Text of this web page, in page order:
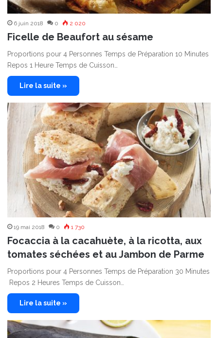
6 juin 2018 0 2 020
Ficelle de Beaufort au sésame
Proportions pour 4 Personnes Temps de Préparation 10 Minutes
Repos 1 Heure Temps de Cuisson…
Lire la suite »
19 mai 2018 0 1 730
Focaccia à la cacahuète, à la ricotta, aux
tomates séchées et au Jambon de Parme
Proportions pour 4 Personnes Temps de Préparation 30 Minutes
Repos 2 Heures Temps de Cuisson…
Lire la suite »